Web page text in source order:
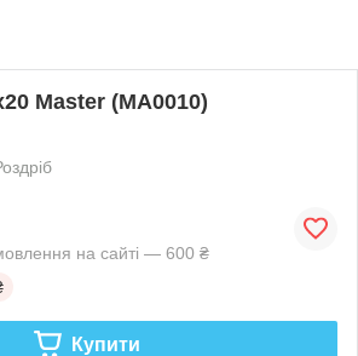
Master (MA0010)
на сайті — 600 ₴
Купити